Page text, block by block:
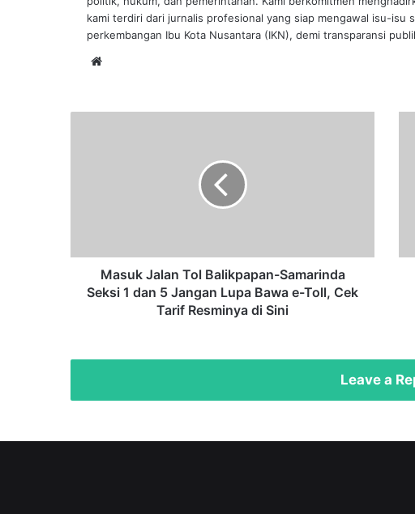
kami terdiri dari jurnalis profesional yang siap mengawal isu-isu
perkembangan Ibu Kota Nusantara (IKN), demi transparansi
5
Jangan
Lupa
Cek
Masuk Jalan Tol Balikpapan-Samarinda
Seksi 1 dan 5 Jangan Lupa Bawa e-Toll, Cek
Tarif Resminya di Sini
II
Leave a